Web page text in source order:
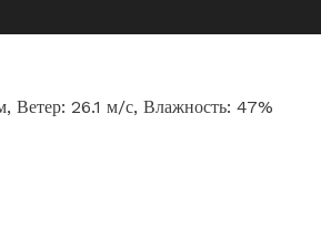
Ветер: 26.1 м/с, Влажность: 47%